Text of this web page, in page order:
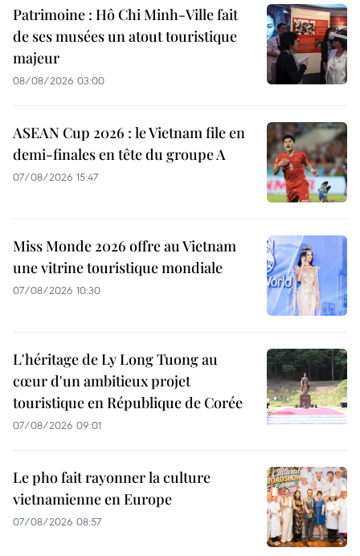
Patrimoine : Hô Chi Minh-Ville fait
de ses musées un atout touristique
majeur
08/08/2026 03:00
ASEAN Cup 2026 : le Vietnam file en
demi-finales en tête du groupe A
07/08/2026 15:47
Miss Monde 2026 offre au Vietnam
une vitrine touristique mondiale
07/08/2026 10:30
L'héritage de Ly Long Tuong au
cœur d'un ambitieux projet
touristique en République de Corée
07/08/2026 09:01
Le pho fait rayonner la culture
vietnamienne en Europe
07/08/2026 08:57